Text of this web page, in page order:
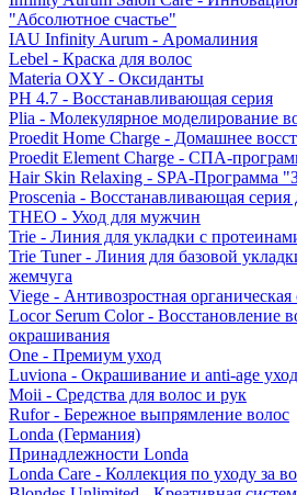
"Абсолютное счастье"
IAU Infinity Aurum - Аромалиния
Lebel - Краска для волос
Materia OXY - Оксиданты
PH 4.7 - Восстанавливающая серия
Plia - Молекулярное моделирование
Proedit Home Charge - Домашнее
Proedit Element Charge - СПА-
Hair Skin Relaxing - SPA-Программа
Proscenia - Восстанавливающая
THEO - Уход для мужчин
Trie - Линия для укладки с
Trie Tuner - Линия для базовой
жемчуга
Viege - Антивозростная органическая
Locor Serum Color - Восстановление
окрашивания
One - Премиум уход
Luviona - Окрашивание и anti-age уход
Moii - Средства для волос и рук
Rufor - Бережное выпрямление волос
Londa (Германия)
Принадлежности Londa
Londa Care - Коллекция по уходу за